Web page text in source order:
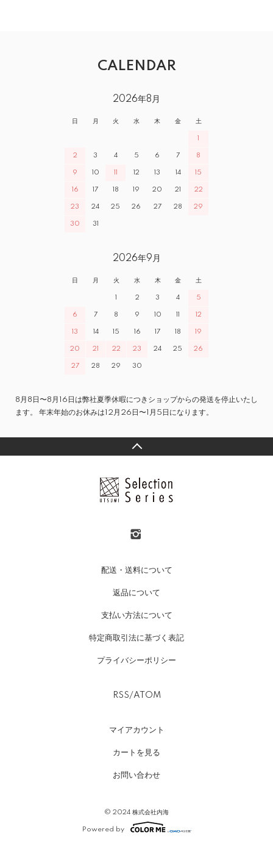
CALENDAR
2026年8月
日 月 火 水 木 金 土
1
2 3 4 5 6 7 8
9 10 11 12 13 14 15
16 17 18 19 20 21 22
23 24 25 26 27 28 29
30 31
2026年9月
日 月 火 水 木 金 土
1 2 3 4 5
6 7 8 9 10 11 12
13 14 15 16 17 18 19
20 21 22 23 24 25 26
27 28 29 30
8月8日〜8月16日は弊社夏季休暇につきショップからの発送を停止いたし
ます。 年末年始のお休みは12月26日〜1月5日になります。
配送・送料について
返品について
支払い方法について
特定商取引法に基づく表記
プライバシーポリシー
RSS/ATOM
マイアカウント
カートを見る
お問い合わせ
© 2024 株式会社内海
Powered by